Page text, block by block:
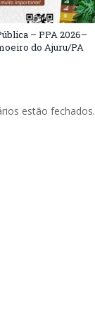
– PPA 2026–
do Ajuru/PA
estão fechados.